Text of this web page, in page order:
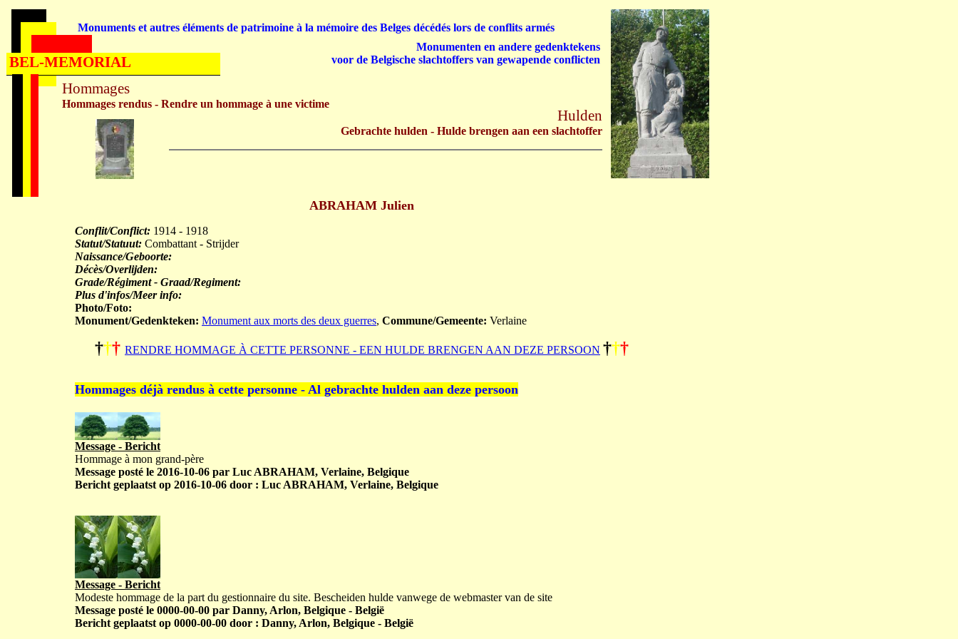
ABRAHAM Julien
Conflit/Conflict: 1914 - 1918
Statut/Statuut: Combattant - Strijder
Naissance/Geboorte:
Décès/Overlijden:
Grade/Régiment - Graad/Regiment:
Plus d'infos/Meer info:
Photo/Foto:
Monument/Gedenkteken: Monument aux morts des deux guerres, Commune/Gemeente: Verlaine
††† RENDRE HOMMAGE À CETTE PERSONNE - EEN HULDE BRENGEN AAN DEZE PERSOON †††
Hommages déjà rendus à cette personne - Al gebrachte hulden aan deze persoon
Message - Bericht
Hommage à mon grand-père
Message posté le 2016-10-06 par Luc ABRAHAM, Verlaine, Belgique
Bericht geplaatst op 2016-10-06 door : Luc ABRAHAM, Verlaine, Belgique
Message - Bericht
Modeste hommage de la part du gestionnaire du site. Bescheiden hulde vanwege de webmaster van de site
Message posté le 0000-00-00 par Danny, Arlon, Belgique - België
Bericht geplaatst op 0000-00-00 door : Danny, Arlon, Belgique - België
Hommages
Hommages rendus - Rendre un hommage à une victime
Hulden
Gebrachte hulden - Hulde brengen aan een slachtoffer
Monuments et autres éléments de patrimoine à la mémoire des Belges décédés lors de conflits armés
Monumenten en andere gedenktekens
voor de Belgische slachtoffers van gewapende conflicten
BEL-MEMORIAL